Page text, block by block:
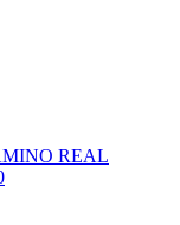
REAL